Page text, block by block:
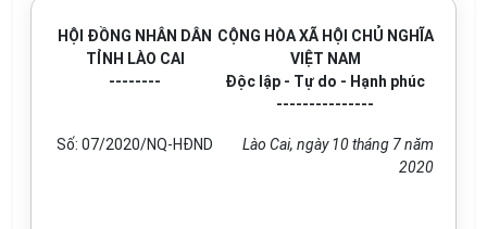
HỘI ĐỒNG NHÂN DÂN
TỈNH LÀO CAI
--------
CỘNG HÒA XÃ HỘI CHỦ NGHĨA
VIỆT NAM
Độc lập - Tự do - Hạnh phúc
---------------
Số: 07/2020/NQ-HĐND
Lào Cai, ngày 10 tháng 7 năm
2020